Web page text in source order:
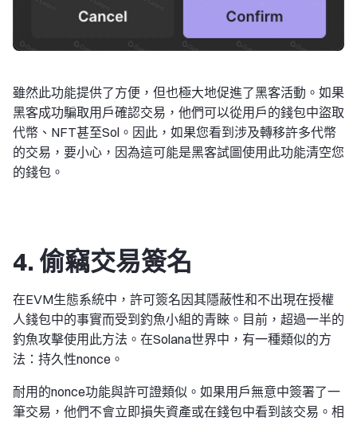
雖然此功能提供了方便，但也極大地促進了黑客活動。如果
黑客成功騙取用戶確認交易，他們可以從用戶的錢包中盜取
代幣、NFT甚至Sol。因此，如果您看到涉及轉移許多代幣
的交易，要小心，因為這可能是黑客試圖使用此功能清空您
的錢包。
4. 偷竊交易簽名
在EVM生態系統中，許可簽名因其隱蔽性和不出現在授權
人錢包中的事實而受到釣魚小組的青睞。目前，超過一半的
釣魚攻擊使用此方法。在Solana世界中，有一種類似的方
法：持久性nonce。
耐用的nonce功能與許可證類似。如果用戶無意中簽署了一
筆交易，他們不會立即損失資產或在錢包中看到該交易。相